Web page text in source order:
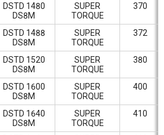
DSTD 1480
DS8M
SUPER
TORQUE
370
DSTD 1488
DS8M
SUPER
TORQUE
372
DSTD 1520
DS8M
SUPER
TORQUE
380
DSTD 1600
DS8M
SUPER
TORQUE
400
DSTD 1640
DS8M
SUPER
TORQUE
410